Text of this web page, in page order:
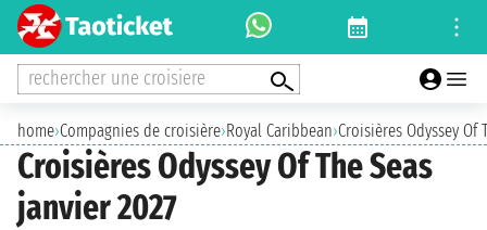
rechercher une croisiere
home›Compagnies de croisière›Royal Caribbean›Croisières Odyssey Of
Croisières Odyssey Of The Seas
janvier 2027